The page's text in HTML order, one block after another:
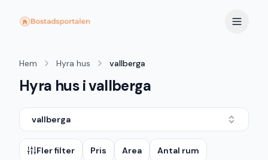
Hem Hyra hus vallberga
Hyra hus i vallberga
vallberga
Fler filter Pris Area Antal rum